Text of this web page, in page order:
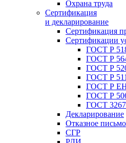
Охрана труда
Сертификация
и декларирование
Сертификация
Сертификации
ГОСТ Р
ГОСТ Р
ГОСТ Р
ГОСТ Р
ГОСТ Р ЕН
ГОСТ Р
ГОСТ
Декларирование
Отказное письмо
СГР